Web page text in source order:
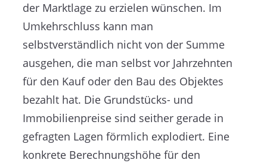
der Marktlage zu erzielen wünschen. Im
Umkehrschluss kann man
selbstverständlich nicht von der Summe
ausgehen, die man selbst vor Jahrzehnten
für den Kauf oder den Bau des Objektes
bezahlt hat. Die Grundstücks- und
Immobilienpreise sind seither gerade in
gefragten Lagen förmlich explodiert. Eine
konkrete Berechnungshöhe für den